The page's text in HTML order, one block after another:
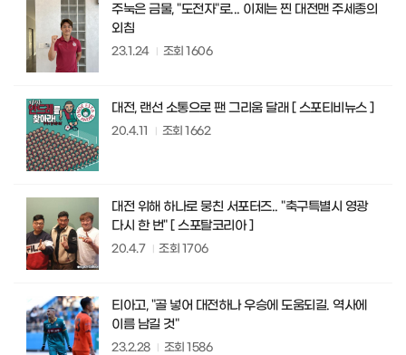
주눅은 금물, "도전자"로... 이제는 찐 대전맨 주세종의
외침
23.1.24 조회1606
대전, 랜선 소통으로 팬 그리움 달래 [ 스포티비뉴스 ]
20.4.11 조회1662
대전 위해 하나로 뭉친 서포터즈.. "축구특별시 영광
다시 한 번" [ 스포탈코리아 ]
20.4.7 조회 1706
티아고, "골 넣어 대전하나 우승에 도움되길. 역사에
이름 남길 것"
23.2.28 조회1586